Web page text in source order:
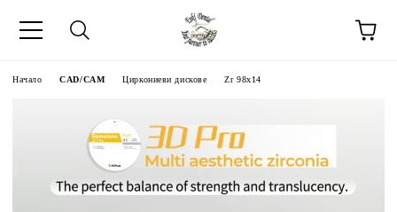
Начало CAD/CAM Циркониеви дискове Zr 98x14